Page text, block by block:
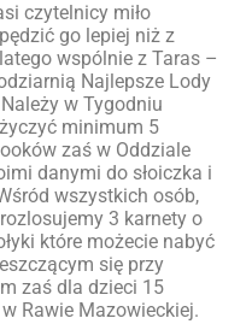
czytelnicy miło
go lepiej niż z
wspólnie z Taras –
Najlepsze Lody
w Tygodniu
minimum 5️
zaś w Oddziale
danymi do słoiczka i
wszystkich osób,
3️ karnety o
które możecie nabyć
się przy
zaś dla dzieci 15
Rawie Mazowieckiej.